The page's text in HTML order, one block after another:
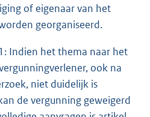
of eigenaar van het
georganiseerd.
Indien het thema naar het
ook na
niet duidelijk is
de vergunning geweigerd